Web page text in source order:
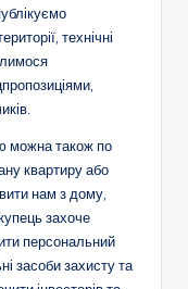
технічні
можна також по
квартиру або
нам з дому,
захоче
персональний
засоби захисту та